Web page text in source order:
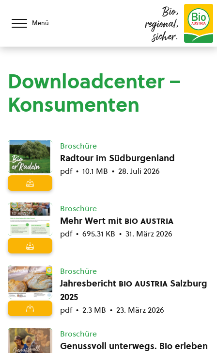
Menü
Bio,
regional,
sicher.
Downloadcenter –
Konsumenten
Broschüre
Radtour im Südburgenland
pdf 10.1 MB 28. Juli 2026
Broschüre
Mehr Wert mit bio austria
pdf 695.31 KB 31. März 2026
Broschüre
Jahresbericht bio austria Salzburg
2025
pdf 2.3 MB 23. März 2026
Broschüre
Genussvoll unterwegs. Bio erleben